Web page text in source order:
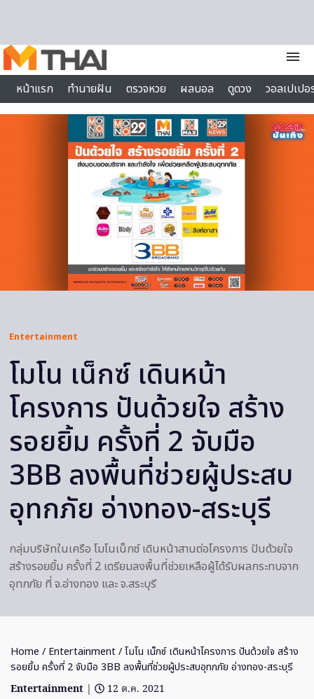
menu
หน้าแรก
ทำนายฝัน ตรวจหวย ผลบอล ดูดวง
วอลเปเป
ไลฟ์สไตล์
Entertainment
โมโน เน็กซ์ เดินหน้า
โครงการ ปันด้วยใจ สร้าง
รอยยิ้ม ครั้งที่ 2 จับมือ
3BB ลงพื้นที่ช่วยผู้ประสบ
อุทกภัย อ่างทอง-สระบุรี
กลุ่มบริษัทในเครือ โมโนเน็กซ์ เดินหน้าสานต่อโครงการ ปันด้วยใจ
สร้างรอยยิ้ม ครั้งที่ 2 เตรียมลงพื้นที่ช่วยเหลือผู้ได้รับผลกระทบจาก
อุทกภัย ที่ จ.อ่างทอง และ จ.สระบุรี
Home / Entertainment/ โมโน เน็กซ์ เดินหน้าโครงการ ปันด้วยใจ สร้าง
รอยยิ้ม ครั้งที่ 2 จับมือ 3BB ลงพื้นที่ช่วยผู้ประสบอุทกภัย อ่างทอง-สระบุรี
Entertainment |
12 ต.ค. 2021